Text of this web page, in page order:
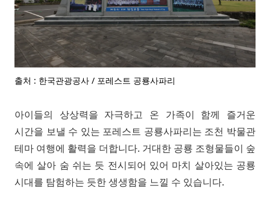
출처 : 한국관광공사 / 포레스트 공룡사파리
아이들의 상상력을 자극하고 온 가족이 함께 즐거운
시간을 보낼 수 있는 포레스트 공룡사파리는 조천 박물관
테마 여행에 활력을 더합니다. 거대한 공룡 조형물들이 숲
속에 살아 숨 쉬는 듯 전시되어 있어 마치 살아있는 공룡
시대를 탐험하는 듯한 생생함을 느낄 수 있습니다.